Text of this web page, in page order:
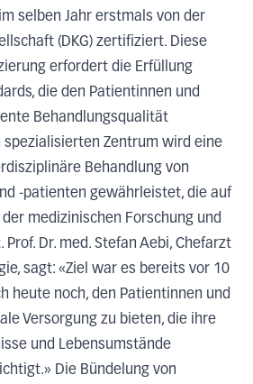
selben Jahr erstmals von der
(DKG) zertifiziert. Diese
erfordert die Erfüllung
die den Patientinnen und
Behandlungsqualität
Zentrum wird eine
Behandlung von
-patienten gewährleistet, die auf
medizinischen Forschung und
Dr. med. Stefan Aebi, Chefarzt
sagt: «Ziel war es bereits vor 10
heute noch, den Patientinnen und
Versorgung zu bieten, die ihre
und Lebensumstände
Die Bündelung von